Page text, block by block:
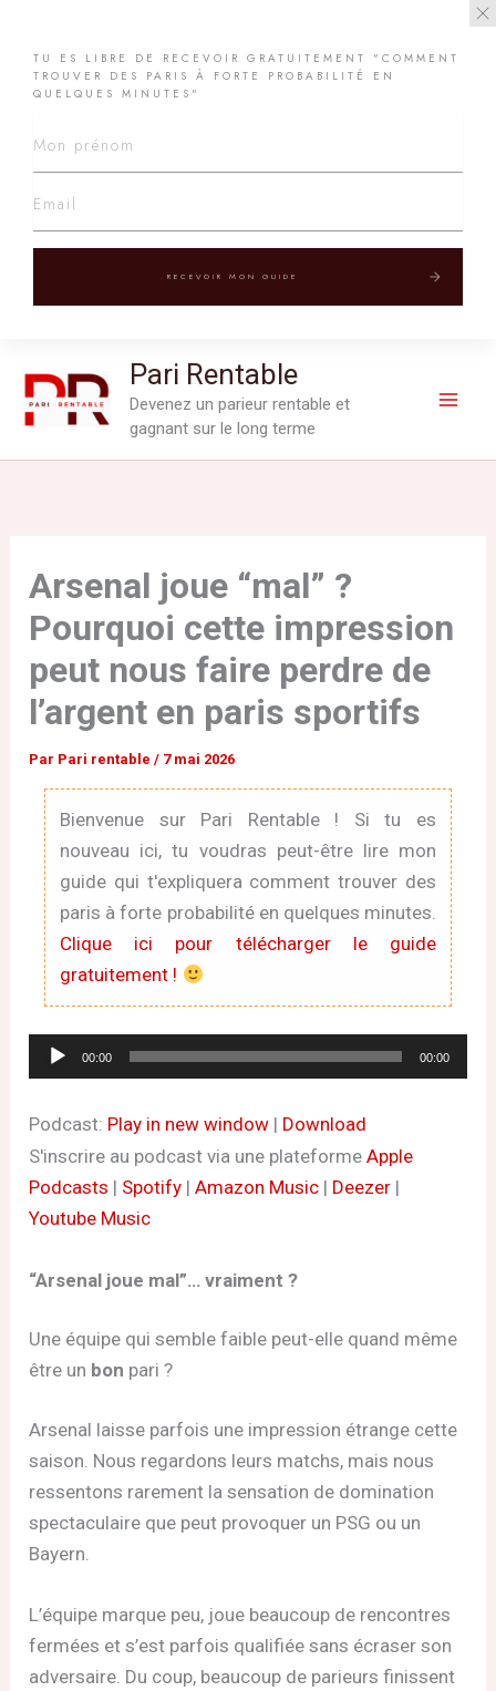
contenu
Pari Rentable
Devenez un parieur rentable et
gagnant sur le long terme
Arsenal joue “mal” ?
Pourquoi cette impression
peut nous faire perdre de
l’argent en paris sportifs
Par Pari rentable/ 7 mai 2026
Bienvenue sur Pari Rentable ! Si tu es
nouveau ici, tu voudras peut-être lire mon
guide qui t'expliquera comment trouver des
paris à forte probabilité en quelques minutes.
Clique ici pour télécharger le guide
gratuitement !
Lecteur
audio
00:00 00:00
Podcast: Play in new window | Download
S'inscrire au podcast via une plateformeApple
Podcasts | Spotify |Amazon Music | Deezer |
Youtube Music
“Arsenal joue mal”… vraiment ?
Une équipe qui semble faible peut-elle quand même
être un bon pari ?
Arsenal laisse parfois une impression étrange cette
saison. Nous regardons leurs matchs, mais nous
ressentons rarement la sensation de domination
spectaculaire que peut provoquer un PSG ou un
Bayern.
L’équipe marque peu, joue beaucoup de rencontres
fermées et s’est parfois qualifiée sans écraser son
adversaire. Du coup, beaucoup de parieurs finissent
TU ES LIBRE DE RECEVOIR GRATUITEMENT "COMMENT
TROUVER DES PARIS À FORTE PROBABILITÉ EN
QUELQUES MINUTES"
RECEVOIR MON GUIDE